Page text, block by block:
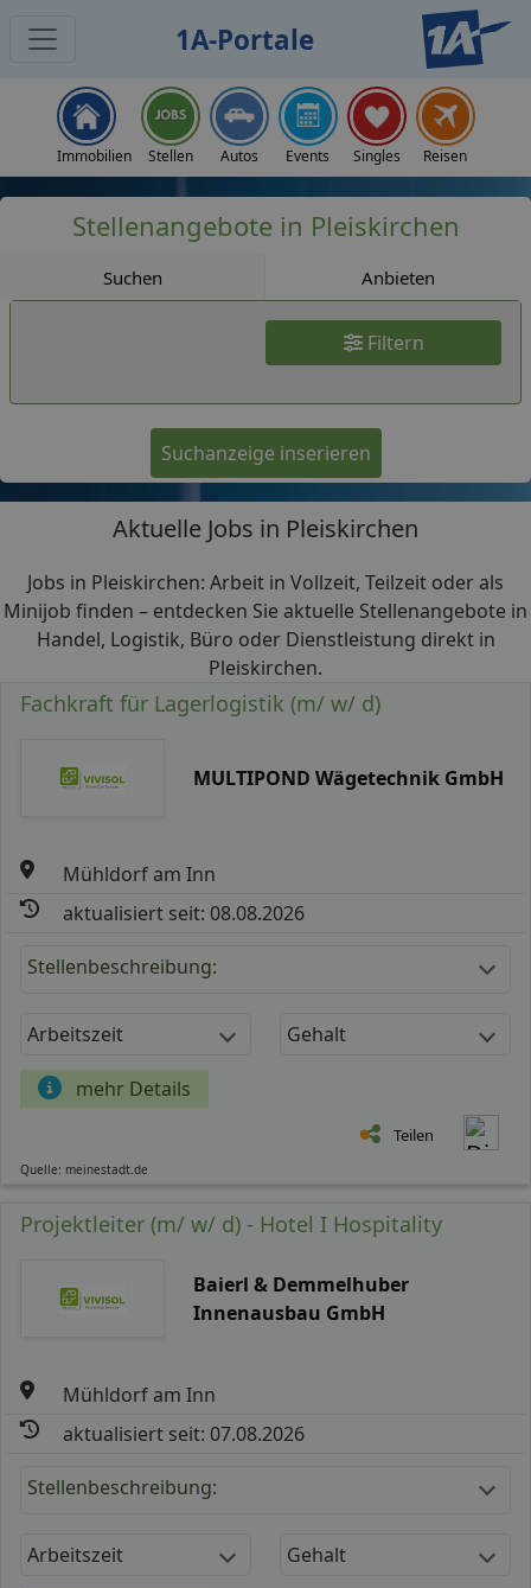
1A-Portale
Immobilien Stellen Autos Events Singles Reisen
Stellenangebote in Pleiskirchen
Suchen Anbieten
Filtern
Suchanzeige inserieren
Aktuelle Jobs in Pleiskirchen
Jobs in Pleiskirchen: Arbeit in Vollzeit, Teilzeit oder als
Minijob finden – entdecken Sie aktuelle Stellenangebote in
Handel, Logistik, Büro oder Dienstleistung direkt in
Pleiskirchen.
Fachkraft für Lagerlogistik (m/ w/ d)
MULTIPOND Wägetechnik GmbH
Mühldorf am Inn
aktualisiert seit: 08.08.2026
Stellenbeschreibung:
Arbeitszeit Gehalt
mehr Details
Teilen
Quelle: meinestadt.de
Projektleiter (m/ w/ d) - Hotel I Hospitality
Baierl & Demmelhuber
Innenausbau GmbH
Mühldorf am Inn
aktualisiert seit: 07.08.2026
Stellenbeschreibung:
Arbeitszeit Gehalt